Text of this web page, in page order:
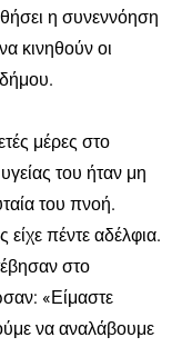
η συνεννόηση
κινηθούν οι
μέρες στο
του ήταν μη
του πνοή.
πέντε αδέλφια.
στο
«Είμαστε
να αναλάβουμε